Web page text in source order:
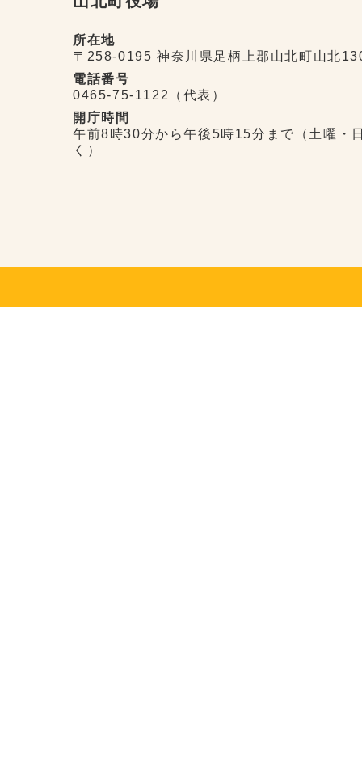
所在地
〒258-0195 神奈川県足柄上郡山北町山北
電話番号
0465-75-1122（代表）
開庁時間
午前8時30分から午後5時15分まで（土曜・
く）